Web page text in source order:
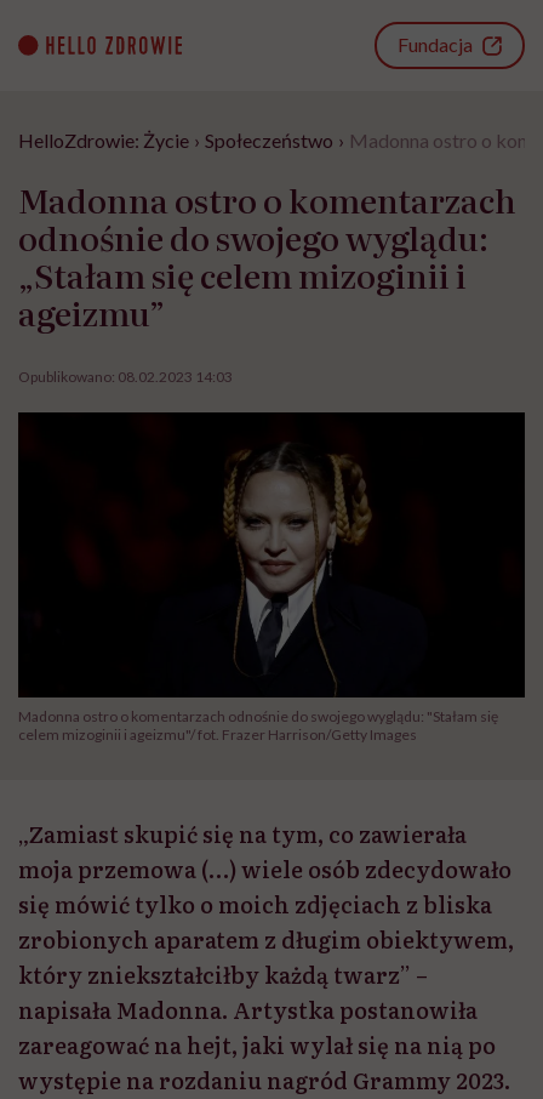
content
Fundacja
HelloZdrowie: Życie › Społeczeństwo › Madonna ostro o
Madonna ostro o komentarzach
odnośnie do swojego wyglądu:
„Stałam się celem mizoginii i
ageizmu”
Opublikowano: 08.02.2023 14:03
Madonna ostro o komentarzach odnośnie do swojego wyglądu: "Stałam się
celem mizoginii i ageizmu"/ fot. Frazer Harrison/Getty Images
„Zamiast skupić się na tym, co zawierała
moja przemowa (…) wiele osób zdecydowało
się mówić tylko o moich zdjęciach z bliska
zrobionych aparatem z długim obiektywem,
który zniekształciłby każdą twarz” –
napisała Madonna. Artystka postanowiła
zareagować na hejt, jaki wylał się na nią po
występie na rozdaniu nagród Grammy 2023.